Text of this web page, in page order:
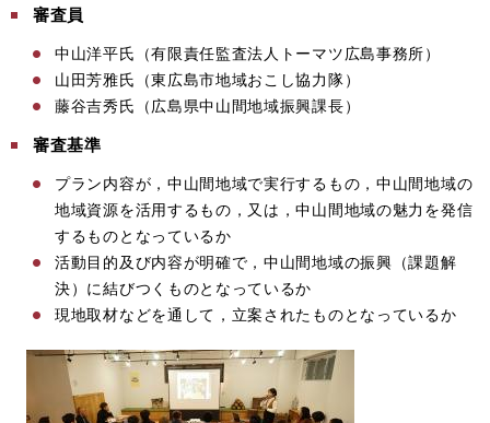
審査員
中山洋平氏（有限責任監査法人トーマツ広島事務所）
山田芳雅氏（東広島市地域おこし協力隊）
藤谷吉秀氏（広島県中山間地域振興課長）
審査基準
プラン内容が，中山間地域で実行するもの，中山間地域の
地域資源を活用するもの，又は，中山間地域の魅力を発信
するものとなっているか
活動目的及び内容が明確で，中山間地域の振興（課題解
決）に結びつくものとなっているか
現地取材などを通して，立案されたものとなっているか